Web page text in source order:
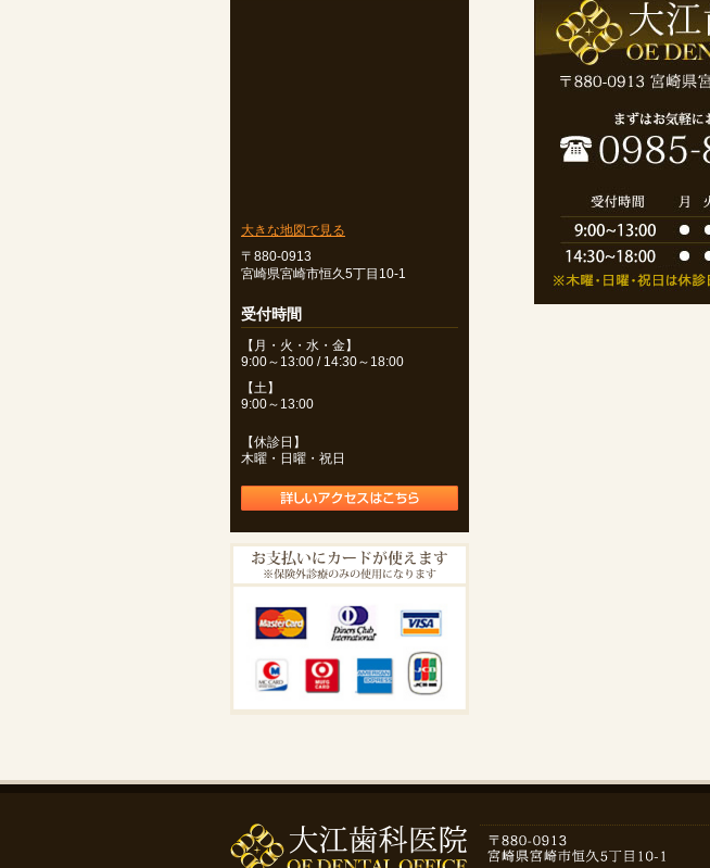
大きな地図で見る
〒880-0913
宮崎県宮崎市恒久5丁目10-1
受付時間
【月・火・水・金】
9:00～13:00 / 14:30～18:00
【土】
9:00～13:00
【休診日】
木曜・日曜・祝日